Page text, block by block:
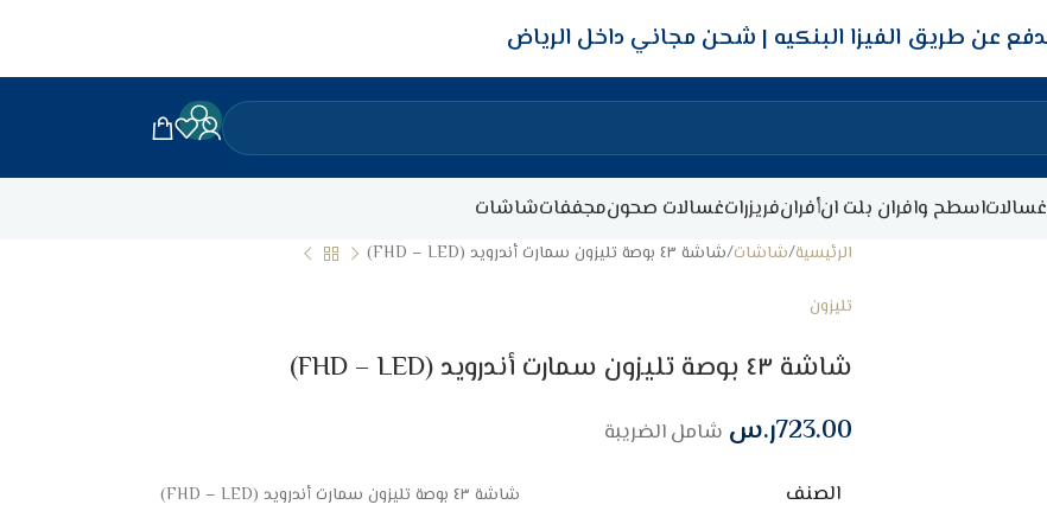
شحن مجاني داخل الرياض
غسالاتاسطح وافران بلت انأفرانفريزراتغسالات صحونمجففاتشاشات
الرئيسية شاشات شاشة ٤٣ بوصة تليزون سمارت أندرويد (FHD – LED)
تليزون
شاشة ٤٣ بوصة تليزون سمارت أندرويد (FHD – LED)
723.00ر.س شامل الضريبة
الصنف شاشة ٤٣ بوصة تليزون سمارت أندرويد (FHD – LED)